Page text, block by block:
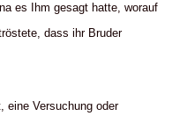
es Ihm gesagt hatte, worauf
dass ihr Bruder
eine Versuchung oder